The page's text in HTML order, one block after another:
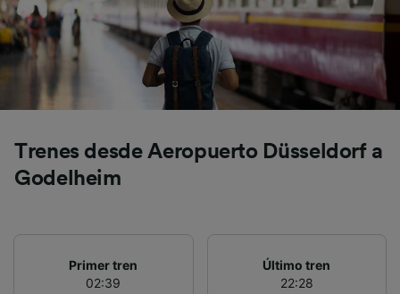
Trenes desde Aeropuerto Düsseldorf a
Godelheim
Primer tren
02:39
Último tren
22:28